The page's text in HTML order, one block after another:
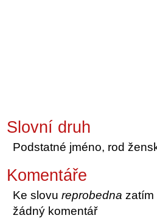
Slovní druh
Podstatné jméno, rod
Komentáře
Ke slovureprobedna zatím
žádný komentář